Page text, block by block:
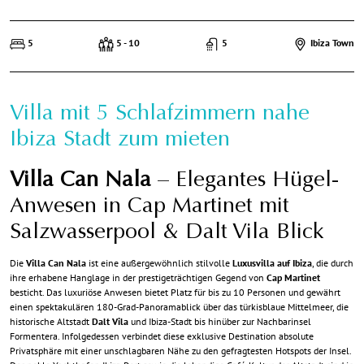
5 5 - 10 5 Ibiza Town
Villa mit 5 Schlafzimmern nahe
Ibiza Stadt zum mieten
Villa Can Nala – Elegantes Hügel-
Anwesen in Cap Martinet mit
Salzwasserpool & Dalt Vila Blick
Die Villa Can Nala ist eine außergewöhnlich stilvolle Luxusvilla auf Ibiza , die durch
ihre erhabene Hanglage in der prestigeträchtigen Gegend von Cap Martinet
besticht. Das luxuriöse Anwesen bietet Platz für bis zu 10 Personen und gewährt
einen spektakulären 180-Grad-Panoramablick über das türkisblaue Mittelmeer, die
historische Altstadt Dalt Vila und Ibiza-Stadt bis hinüber zur Nachbarinsel
Formentera. Infolgedessen verbindet diese exklusive Destination absolute
Privatsphäre mit einer unschlagbaren Nähe zu den gefragtesten Hotspots der Insel.